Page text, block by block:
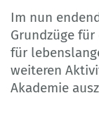
Im nun
Grundzüge
für
weiteren
Akademie